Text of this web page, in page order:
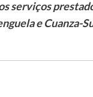
serviços
e Cuanza-